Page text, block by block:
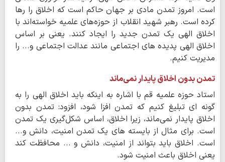
است. امروز تمدن مادی بر جهان حاکم است که اخلاق را رها
کرده است. رهبر شهید انقلاب از حوزه‌های علمیه خواسته‌اند با
اخلاق الهی یک تمدن جدید را ایجاد کنند. یعنی بر اساس
اخلاق الهی پدیده های اجتماعی مانند عدالت اجتماعی و... را
مدیریت کنیم.
تمدن بدون اخلاق پایدار نمی‌ماند
استاد حوزه علمیه قم با اشاره به اینکه باید اخلاق الهی را به
گونه ای تبلیغ کنیم که تمدن افزا شود، افزود: تمدن بدون
اخلاق پایدار نمی‌ماند، زیرا اخلاق، اساس شکل‌گیری یک تمدن
است. برای مثال از بایسته های یک تمدن امنیت، دانش و...
است. اخلاق باید بتواند از امنیت، دانش و ... محافظت کند
یعنی اخلاق باعث امنیت شود.